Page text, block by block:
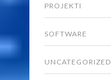
PROJEKTI
SOFTWARE
UNCATEGORIZED